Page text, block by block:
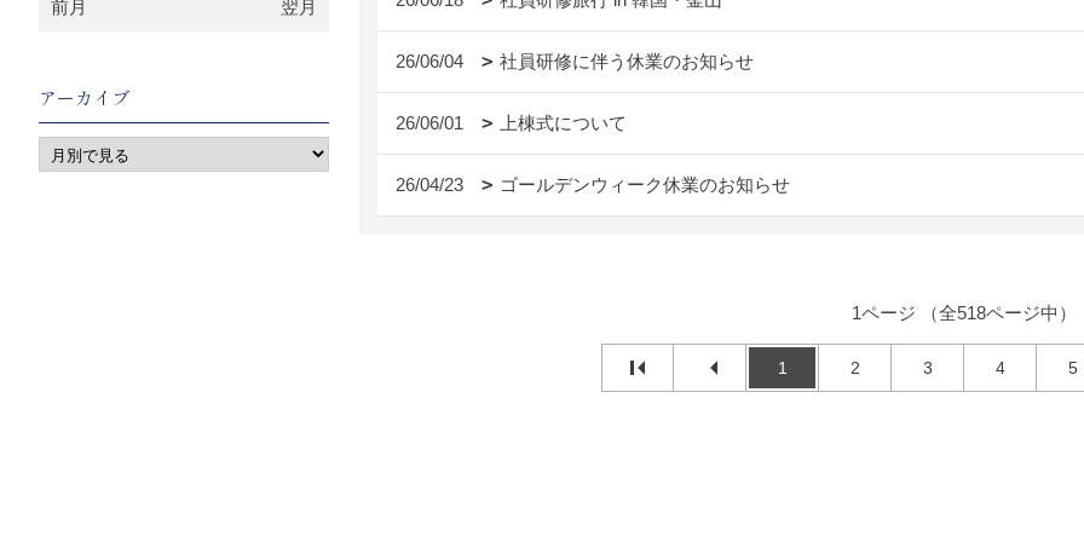
26/06/04 社員研修に伴う休業のお知らせ
26/06/01 上棟式について
26/04/23 ゴールデンウィーク休業のお知らせ
1ページ （全518ページ中）
1 2 3 4 5
前月 翌月
アーカイブ